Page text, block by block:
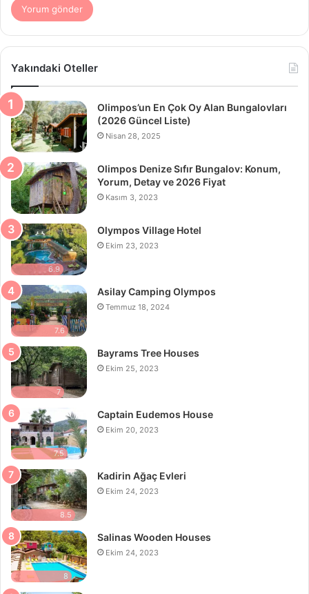
Yakındaki Oteller
Olimpos’un En Çok Oy Alan Bungalovları
(2026 Güncel Liste)
Nisan 28, 2025
Olimpos Denize Sıfır Bungalov: Konum,
Yorum, Detay ve 2026 Fiyat
Kasım 3, 2023
6.9
Olympos Village Hotel
Ekim 23, 2023
7.6
Asilay Camping Olympos
Temmuz 18, 2024
7
Bayrams Tree Houses
Ekim 25, 2023
7.5
Captain Eudemos House
Ekim 20, 2023
8.5
Kadirin Ağaç Evleri
Ekim 24, 2023
8
Salinas Wooden Houses
Ekim 24, 2023